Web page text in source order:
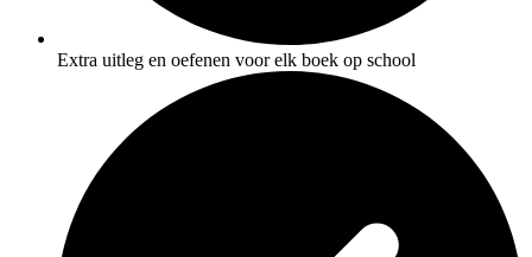
Extra uitleg en oefenen voor elk boek op school